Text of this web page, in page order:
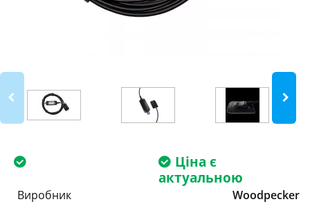
Ціна є
актуальною
Виробник
Woodpecker